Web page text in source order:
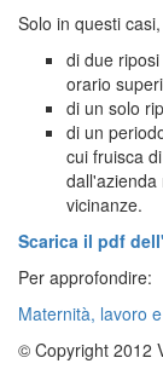
Solo in questi
di due
orario
di un solo
di un
cui fruisca
dall'azienda
vicinanze.
Scarica il pdf
Per approfondire:
Maternità, lavoro
© Copyright 2012